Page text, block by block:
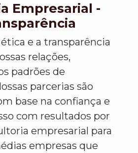
Empresarial -
e a transparência
relações,
padrões de
parcerias são
base na confiança e
com resultados por
empresarial para
empresas que